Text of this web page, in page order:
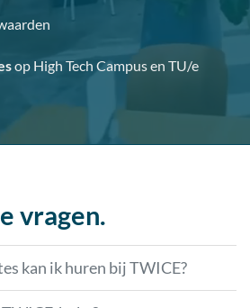
op High Tech Campus en TU/e
vragen.
kan ik huren bij TWICE?